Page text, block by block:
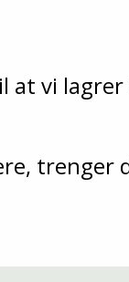
at vi